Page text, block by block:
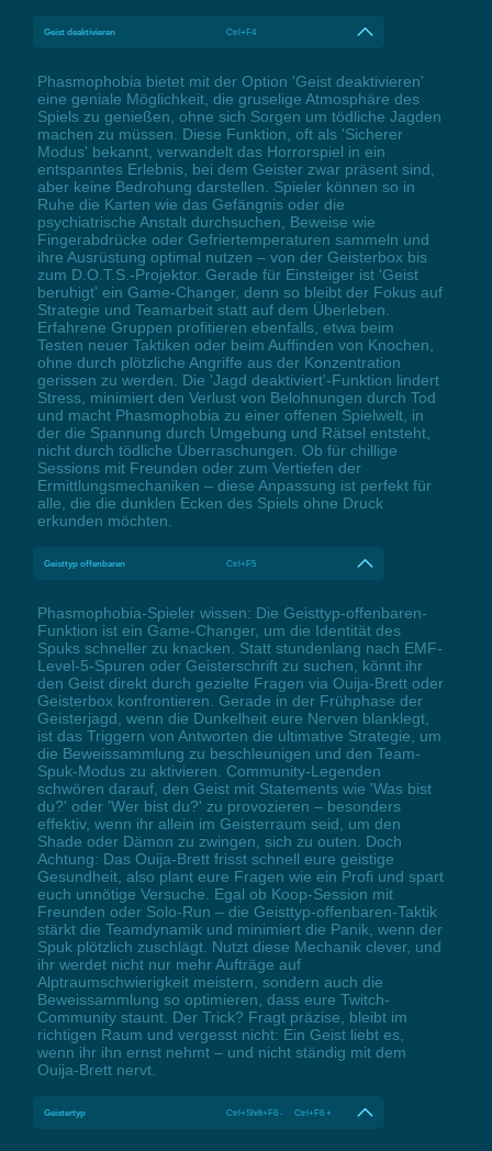
Geist deaktivieren Ctrl+F4
Phasmophobia bietet mit der Option 'Geist deaktivieren'
eine geniale Möglichkeit, die gruselige Atmosphäre des
Spiels zu genießen, ohne sich Sorgen um tödliche Jagden
machen zu müssen. Diese Funktion, oft als 'Sicherer
Modus' bekannt, verwandelt das Horrorspiel in ein
entspanntes Erlebnis, bei dem Geister zwar präsent sind,
aber keine Bedrohung darstellen. Spieler können so in
Ruhe die Karten wie das Gefängnis oder die
psychiatrische Anstalt durchsuchen, Beweise wie
Fingerabdrücke oder Gefriertemperaturen sammeln und
ihre Ausrüstung optimal nutzen – von der Geisterbox bis
zum D.O.T.S.-Projektor. Gerade für Einsteiger ist 'Geist
beruhigt' ein Game-Changer, denn so bleibt der Fokus auf
Strategie und Teamarbeit statt auf dem Überleben.
Erfahrene Gruppen profitieren ebenfalls, etwa beim
Testen neuer Taktiken oder beim Auffinden von Knochen,
ohne durch plötzliche Angriffe aus der Konzentration
gerissen zu werden. Die 'Jagd deaktiviert'-Funktion lindert
Stress, minimiert den Verlust von Belohnungen durch Tod
und macht Phasmophobia zu einer offenen Spielwelt, in
der die Spannung durch Umgebung und Rätsel entsteht,
nicht durch tödliche Überraschungen. Ob für chillige
Sessions mit Freunden oder zum Vertiefen der
Ermittlungsmechaniken – diese Anpassung ist perfekt für
alle, die die dunklen Ecken des Spiels ohne Druck
erkunden möchten.
Geisttyp offenbaren Ctrl+F5
Phasmophobia-Spieler wissen: Die Geisttyp-offenbaren-
Funktion ist ein Game-Changer, um die Identität des
Spuks schneller zu knacken. Statt stundenlang nach EMF-
Level-5-Spuren oder Geisterschrift zu suchen, könnt ihr
den Geist direkt durch gezielte Fragen via Ouija-Brett oder
Geisterbox konfrontieren. Gerade in der Frühphase der
Geisterjagd, wenn die Dunkelheit eure Nerven blanklegt,
ist das Triggern von Antworten die ultimative Strategie, um
die Beweissammlung zu beschleunigen und den Team-
Spuk-Modus zu aktivieren. Community-Legenden
schwören darauf, den Geist mit Statements wie 'Was bist
du?' oder 'Wer bist du?' zu provozieren – besonders
effektiv, wenn ihr allein im Geisterraum seid, um den
Shade oder Dämon zu zwingen, sich zu outen. Doch
Achtung: Das Ouija-Brett frisst schnell eure geistige
Gesundheit, also plant eure Fragen wie ein Profi und spart
euch unnötige Versuche. Egal ob Koop-Session mit
Freunden oder Solo-Run – die Geisttyp-offenbaren-Taktik
stärkt die Teamdynamik und minimiert die Panik, wenn der
Spuk plötzlich zuschlägt. Nutzt diese Mechanik clever, und
ihr werdet nicht nur mehr Aufträge auf
Alptraumschwierigkeit meistern, sondern auch die
Beweissammlung so optimieren, dass eure Twitch-
Community staunt. Der Trick? Fragt präzise, bleibt im
richtigen Raum und vergesst nicht: Ein Geist liebt es,
wenn ihr ihn ernst nehmt – und nicht ständig mit dem
Ouija-Brett nervt.
Geistertyp Ctrl+Shift+F6 - Ctrl+F6 +